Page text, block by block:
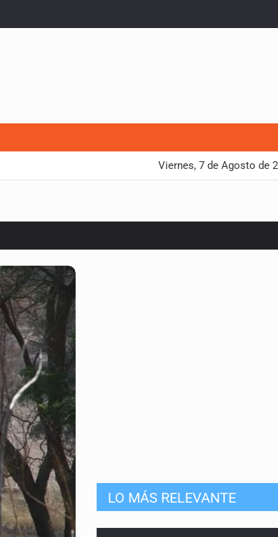
Viernes, 7 de Agosto de
LO MÁS RELEVANTE